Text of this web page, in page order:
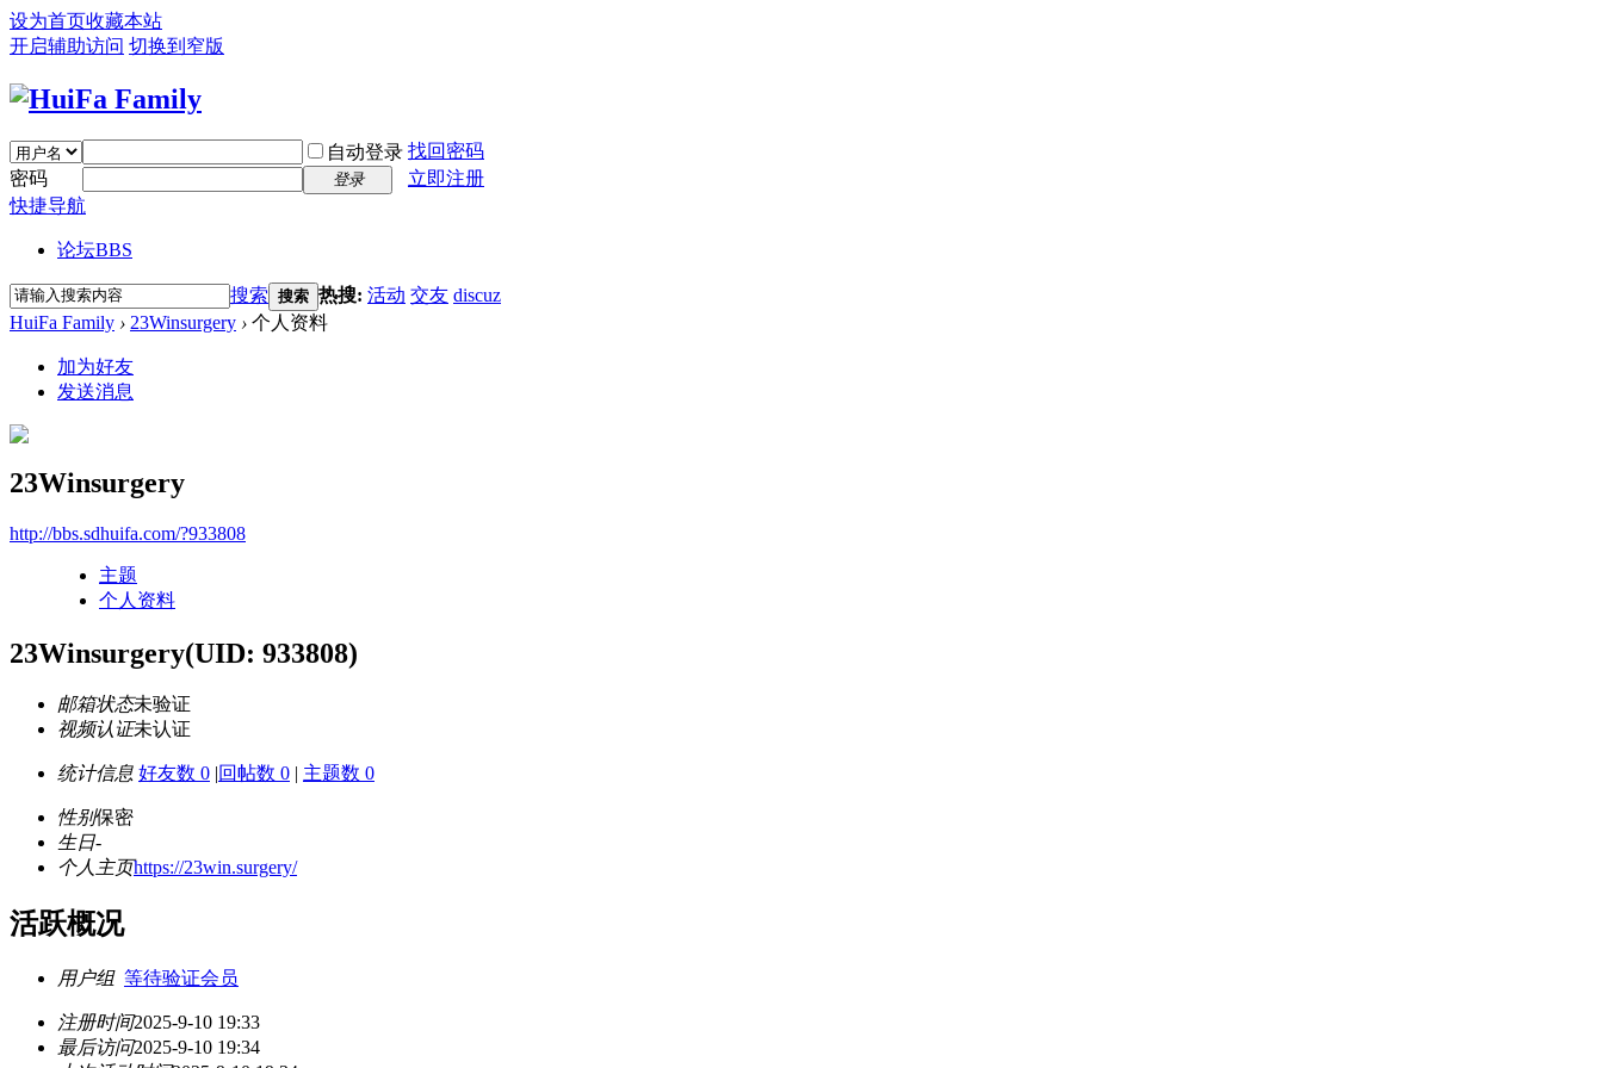
设为首页收藏本站
开启辅助访问 切换到窄版
自动登录 找回密码
密码
登录
立即注册
快捷导航
论坛BBS
搜索 搜索 热搜: 活动 交友 discuz
HuiFa Family › 23Winsurgery › 个人资料
加为好友
发送消息
23Winsurgery
http://bbs.sdhuifa.com/?933808
主题
个人资料
23Winsurgery(UID: 933808)
邮箱状态未验证
视频认证未认证
统计信息 好友数 0 |回帖数 0 | 主题数 0
性别保密
生日-
个人主页https://23win.surgery/
活跃概况
用户组 等待验证会员
注册时间2025-9-10 19:33
最后访问2025-9-10 19:34